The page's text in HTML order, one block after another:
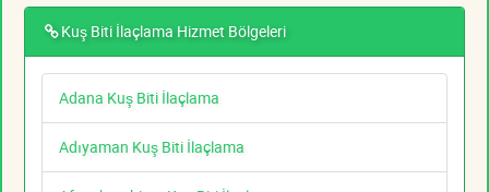
Kuş Biti İlaçlama Hizmet Bölgeleri
Adana Kuş Biti İlaçlama
Adıyaman Kuş Biti İlaçlama